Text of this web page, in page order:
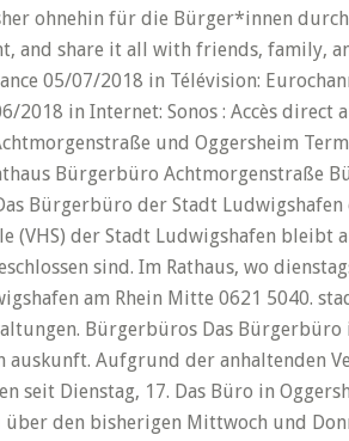
ohnehin für die Bürger*innen
and share it all with friends, family,
05/07/2018 in Télévision:
2018 in Internet: Sonos : Accès
und Oggersheim
Bürgerbüro Achtmorgenstraße
Bürgerbüro der Stadt
(VHS) der Stadt Ludwigshafen bleibt
sind. Im Rathaus, wo
am Rhein Mitte 0621 5040.
Bürgerbüros Das Bürgerbüro
auskunft. Aufgrund der anhaltenden
seit Dienstag, 17. Das Büro in
den bisherigen Mittwoch und